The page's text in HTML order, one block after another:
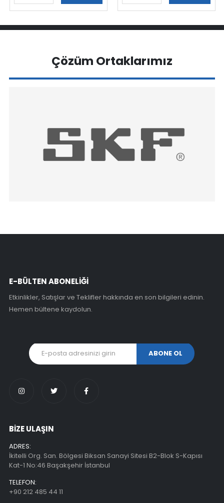
Çözüm Ortaklarımız
E-BÜLTEN ABONELİĞİ
Etkinlikler, Satışlar ve Teklifler hakkında en son bilgileri edinin.
Hemen bültene kaydolun.
BİZE ULAŞIN
ADRES:
İkitelli Org. San. Bölgesi Biksan Sanayi Sitesi B2-Blok S-Kapısı
Kat-1 No:46 Başakşehir İstanbul
TELEFON:
+90 212 485 44 11